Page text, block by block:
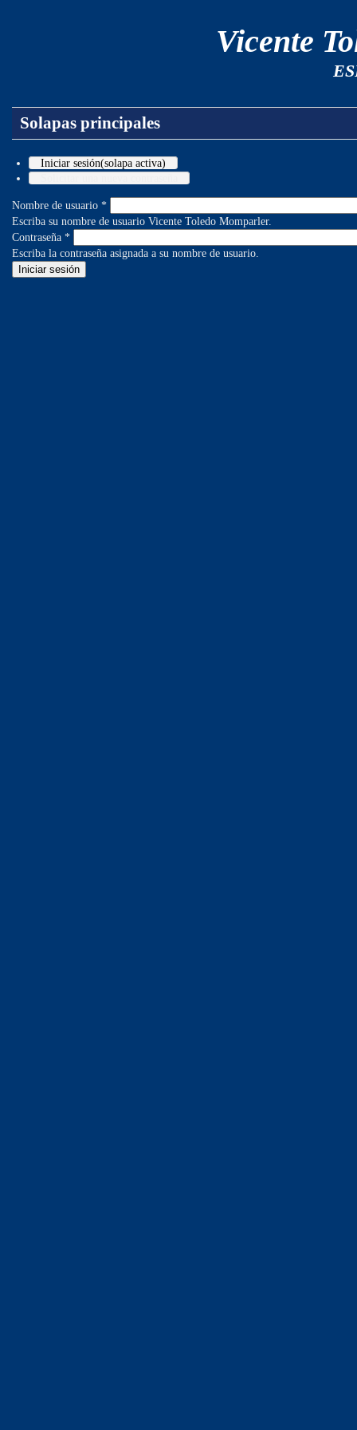
Vicente
Solapas principales
Iniciar sesión(solapa activa)
Nombre de usuario *
Escriba su nombre de usuario Vicente Toledo Momparler.
Contraseña *
Escriba la contraseña asignada a su nombre de usuario.